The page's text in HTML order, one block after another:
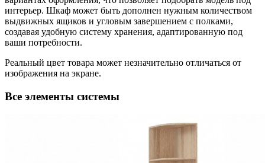
интерьер. Шкаф может быть дополнен нужным количеством
выдвижных ящиков и угловым завершением с полками,
создавая удобную систему хранения, адаптированную под
ваши потребности.
Реальный цвет товара может незначительно отличаться от
изображения на экране.
Все элементы системы